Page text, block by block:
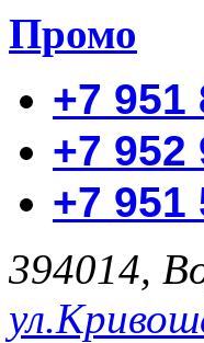
Промо
+7 951
+7 952
+7 951
394014,